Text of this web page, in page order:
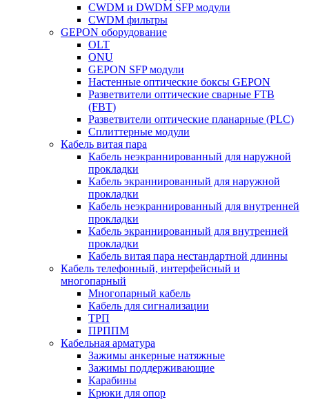
CWDM и DWDM SFP модули
CWDM фильтры
GEPON оборудование
OLT
ONU
GEPON SFP модули
Настенные оптические боксы GEPON
Разветвители оптические сварные FTB
(FBT)
Разветвители оптические планарные (PLC)
Сплиттерные модули
Кабель витая пара
Кабель неэкраннированный для наружной
прокладки
Кабель экраннированный для наружной
прокладки
Кабель неэкраннированный для внутренней
прокладки
Кабель экраннированный для внутренней
прокладки
Кабель витая пара нестандартной длинны
Кабель телефонный, интерфейсный и
многопарный
Многопарный кабель
Кабель для сигнализации
ТРП
ПРППМ
Кабельная арматура
Зажимы анкерные натяжные
Зажимы поддерживающие
Карабины
Крюки для опор